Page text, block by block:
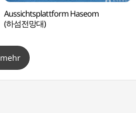
Aussichtsplattform Haseom
(하섬전망대)
mehr